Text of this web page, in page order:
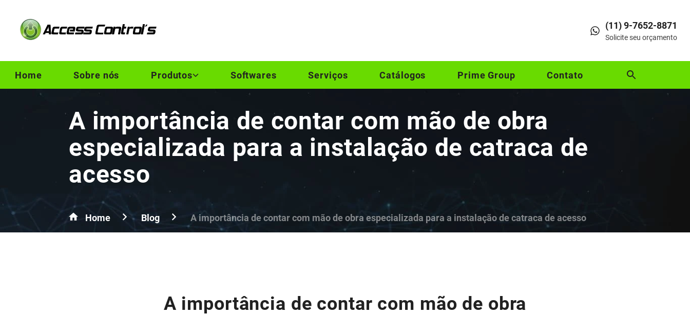
(11) 9-7652-8871
Solicite seu orçamento
Home Sobre nós Produtos Softwares Serviços Catálogos Prime Group Contato
A importância de contar com mão de obra
especializada para a instalação de catraca de
acesso
Home Blog A importância de contar com mão de obra especializada para a instalação de catraca de acesso
A importância de contar com mão de obra